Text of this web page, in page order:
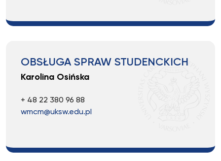
OBSŁUGA SPRAW STUDENCKICH
Karolina Osińska
+ 48 22 380 96 88
wmcm@uksw.edu.pl